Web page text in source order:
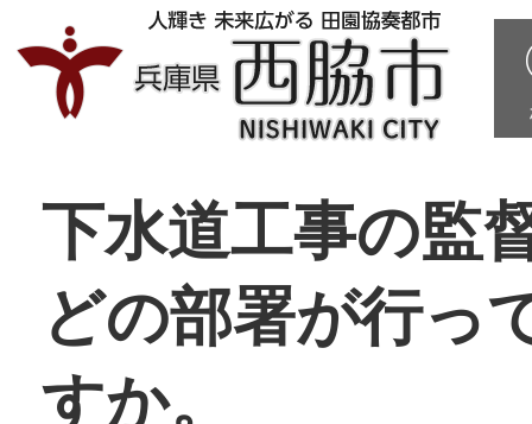
下水道工事の監
どの部署が行っ
すか。